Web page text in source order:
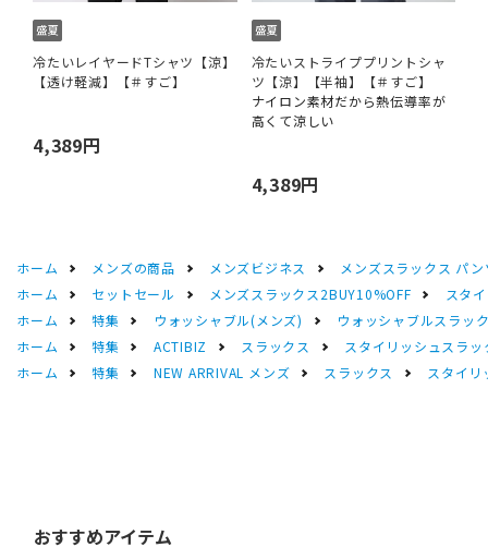
冷たいレイヤードTシャツ【涼】
【透け軽減】【＃すご】
4,389円
冷たいストライププリントシャ
ツ【涼】【半袖】【＃すご】
ナイロン素材だから熱伝導率が
高くて涼しい
4,389円
ホーム メンズの商品 メンズビジネス
メンズスラックス パン
ホーム
セットセール メンズスラックス2BUY10%OFF
スタ
ホーム
特集 ウォッシャブル(メンズ)
ウォッシャブルスラッ
ホーム
特集 ACTIBIZ スラックス
スタイリッシュスラ
ホーム
特集 NEW ARRIVAL メンズ スラックス スタイ